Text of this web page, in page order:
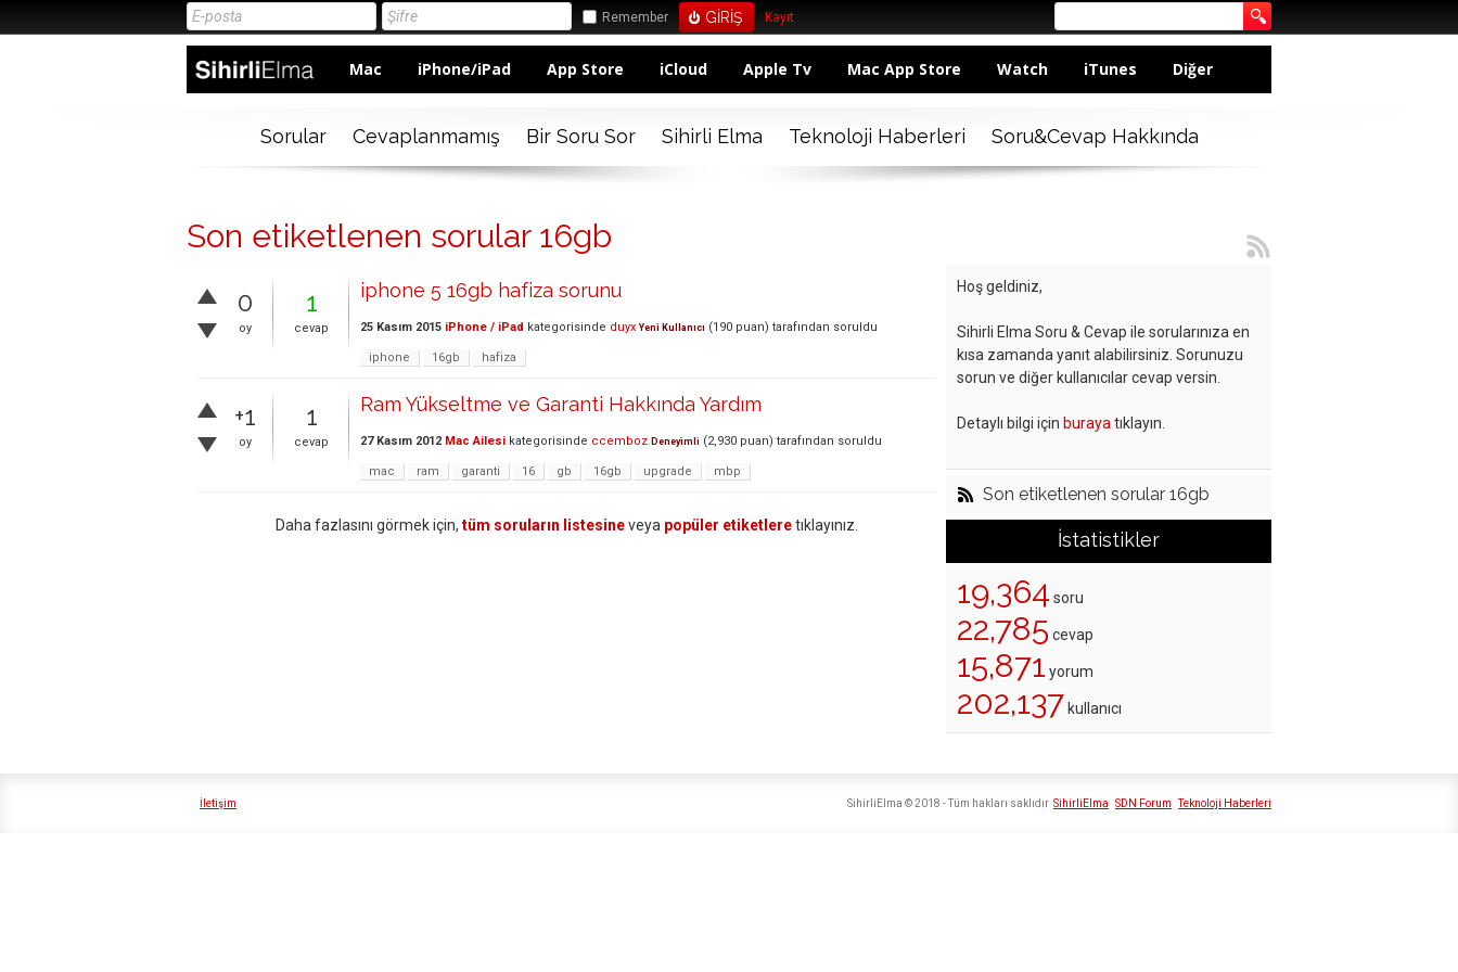
Remember Kayıt
Mac iPhone/iPad App Store iCloud Apple Tv Mac App Store Watch iTunes Diğer
Sorular Cevaplanmamış Bir Soru Sor Sihirli Elma Teknoloji Haberleri Soru&Cevap Hakkında
Son etiketlenen sorular 16gb
0
oy
1
cevap
iphone 5 16gb hafiza sorunu
25 Kasım 2015 iPhone / iPad kategorisinde duyx Yeni Kullanıcı (190 puan) tarafından soruldu
iphone 16gb hafiza
+1
oy
1
cevap
Ram Yükseltme ve Garanti Hakkında Yardım
27 Kasım 2012 Mac Ailesi kategorisinde ccemboz Deneyimli (2,930 puan) tarafından soruldu
mac ram garanti 16 gb 16gb upgrade mbp
Daha fazlasını görmek için, tüm soruların listesineveya popüler etiketleretıklayınız.
Hoş geldiniz,
Sihirli Elma Soru & Cevap ile sorularınıza en
kısa zamanda yanıt alabilirsiniz. Sorunuzu
sorun ve diğer kullanıcılar cevap versin.
Detaylı bilgi için buraya tıklayın.
Son etiketlenen sorular 16gb
İstatistikler
19,364 soru
22,785 cevap
15,871 yorum
202,137 kullanıcı
İletişim SihirliElma SDN Forum Teknoloji Haberleri
SihirliElma © 2018 - Tüm hakları saklıdır